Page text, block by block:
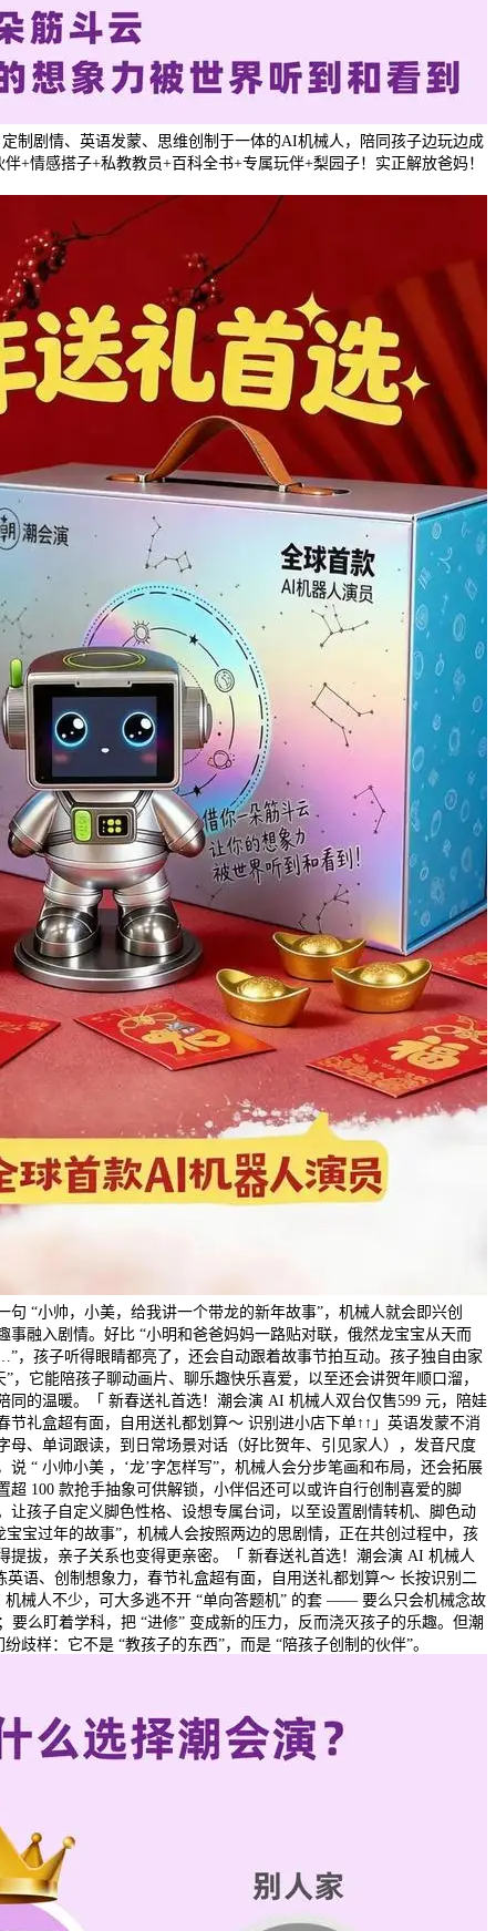
制剧情、英语发蒙、思维创制于一体的AI机械人，陪同孩子边玩边成
+情感搭子+私教教员+百科全书+专属玩伴+梨园子！实正解放爸妈！
句 “小帅，小美，给我讲一个带龙的新年故事”，机械人就会即兴创
事融入剧情。好比 “小明和爸爸妈妈一路贴对联，俄然龙宝宝从天而
，孩子听得眼睛都亮了，还会自动跟着故事节拍互动。孩子独自由家
，它能陪孩子聊动画片、聊乐趣快乐喜爱，以至还会讲贺年顺口溜，
同的温暖。「 新春送礼首选！潮会演 AI 机械人双台仅售599 元，陪娃
节礼盒超有面，自用送礼都划算～ 识别进小店下单↑↑」英语发蒙不消
母、单词跟读，到日常场景对话（好比贺年、引见家人），发音尺度
“ 小帅小美 ，‘龙’字怎样写”，机械人会分步笔画和布局，还会拓展
超 100 款抢手抽象可供解锁，小伴侣还可以或许自行创制喜爱的脚
让孩子自定义脚色性格、设想专属台词，以至设置剧情转机、脚色动
宝过年的故事”，机械人会按照两边的思剧情，正在共创过程中，孩
提拔，亲子关系也变得更亲密。「 新春送礼首选！潮会演 AI 机械人
英语、创制想象力，春节礼盒超有面，自用送礼都划算～ 长按识别二
机械人不少，可大多逃不开 “单向答题机” 的套 —— 要么只会机械念故
要么盯着学科，把 “进修” 变成新的压力，反而浇灭孩子的乐趣。但潮
歧样：它不是 “教孩子的东西”，而是 “陪孩子创制的伙伴”。